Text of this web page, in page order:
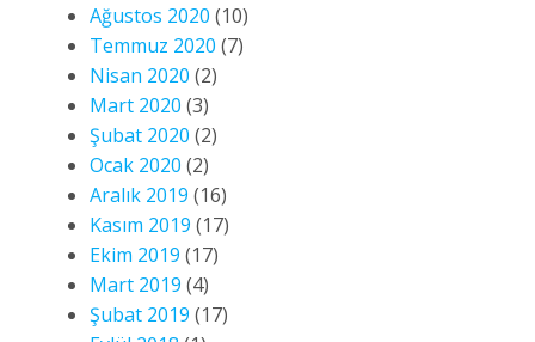
Ağustos 2020 (10)
Temmuz 2020 (7)
Nisan 2020 (2)
Mart 2020 (3)
Şubat 2020 (2)
Ocak 2020 (2)
Aralık 2019 (16)
Kasım 2019 (17)
Ekim 2019 (17)
Mart 2019 (4)
Şubat 2019 (17)